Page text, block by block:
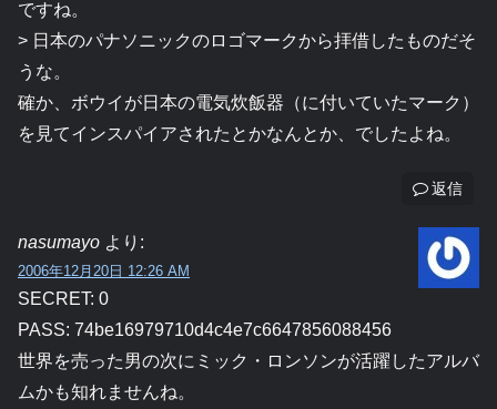
ですね。
> 日本のパナソニックのロゴマークから拝借したものだそ
うな。
確か、ボウイが日本の電気炊飯器（に付いていたマーク）
を見てインスパイアされたとかなんとか、でしたよね。
返信
nasumayo より:
2006年12月20日 12:26 AM
SECRET: 0
PASS: 74be16979710d4c4e7c6647856088456
世界を売った男の次にミック・ロンソンが活躍したアルバ
ムかも知れませんね。